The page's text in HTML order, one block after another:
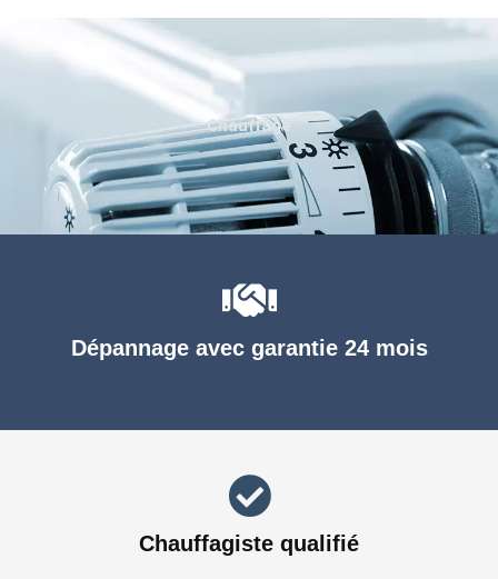
Dépannage avec garantie 24 mois
Chauffagiste qualifié
Chauffage